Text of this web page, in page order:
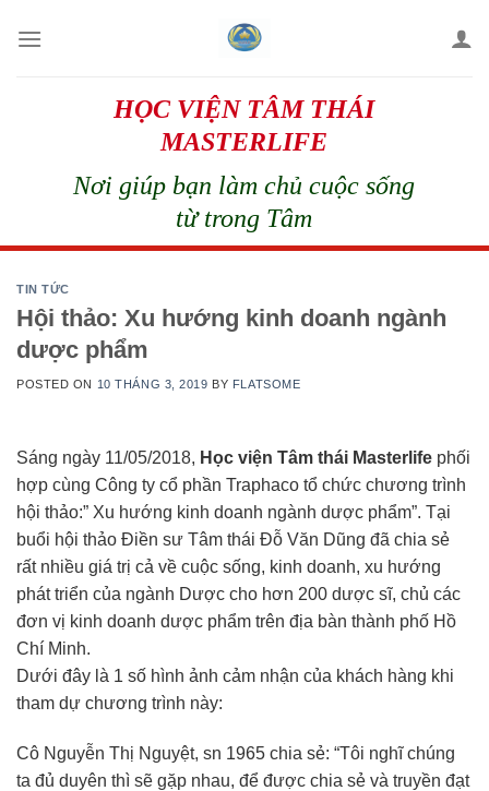
HỌC VIỆN TÂM THÁI
MASTERLIFE
Nơi giúp bạn làm chủ cuộc sống
từ trong Tâm
TIN TỨC
Hội thảo: Xu hướng kinh doanh ngành
dược phẩm
POSTED ON 10 THÁNG 3, 2019 BY FLATSOME
Sáng ngày 11/05/2018, Học viện Tâm thái Masterlife phối
hợp cùng Công ty cổ phần Traphaco tổ chức chương trình
hội thảo:” Xu hướng kinh doanh ngành dược phẩm”. Tại
buổi hội thảo Điền sư Tâm thái Đỗ Văn Dũng đã chia sẻ
rất nhiều giá trị cả về cuộc sống, kinh doanh, xu hướng
phát triển của ngành Dược cho hơn 200 dược sĩ, chủ các
đơn vị kinh doanh dược phẩm trên địa bàn thành phố Hồ
Chí Minh.
Dưới đây là 1 số hình ảnh cảm nhận của khách hàng khi
tham dự chương trình này:
Cô Nguyễn Thị Nguyệt, sn 1965 chia sẻ: “Tôi nghĩ chúng
ta đủ duyên thì sẽ gặp nhau, để được chia sẻ và truyền đạt